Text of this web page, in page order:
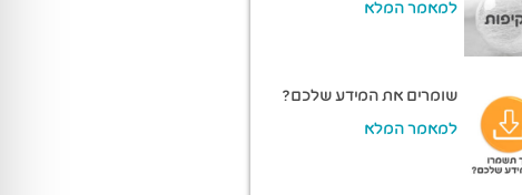
למאמר המלא
שומרים את המידע שלכם?
למאמר המלא